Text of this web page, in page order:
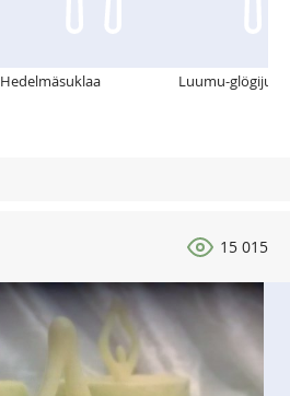
Hedelmäsuklaa Luumu-
15 015